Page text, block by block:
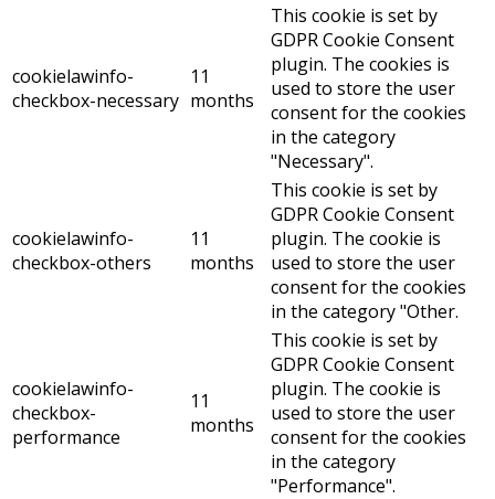
cookielawinfo-
checkbox-necessary
11
months
This cookie is set by
GDPR Cookie Consent
plugin. The cookies is
used to store the user
consent for the cookies
in the category
"Necessary".
cookielawinfo-
checkbox-others
11
months
This cookie is set by
GDPR Cookie Consent
plugin. The cookie is
used to store the user
consent for the cookies
in the category "Other.
cookielawinfo-
checkbox-
performance
11
months
This cookie is set by
GDPR Cookie Consent
plugin. The cookie is
used to store the user
consent for the cookies
in the category
"Performance".